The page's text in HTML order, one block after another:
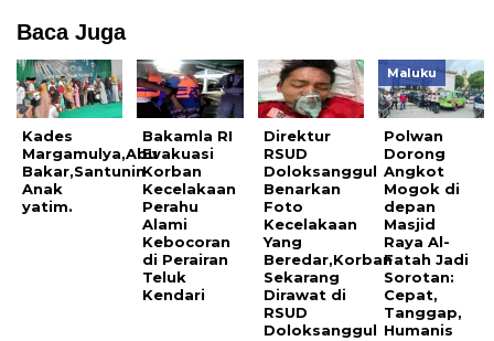
Baca Juga
Kades
Margamulya,Abu
Bakar,Santunin
Anak
yatim.
Bakamla RI
Evakuasi
Korban
Kecelakaan
Perahu
Alami
Kebocoran
di Perairan
Teluk
Kendari
Direktur
RSUD
Doloksanggul
Benarkan
Foto
Kecelakaan
Yang
Beredar,Korban
Sekarang
Dirawat di
RSUD
Doloksanggul
Maluku
Polwan
Dorong
Angkot
Mogok di
depan
Masjid
Raya Al-
Fatah Jadi
Sorotan:
Cepat,
Tanggap,
Humanis